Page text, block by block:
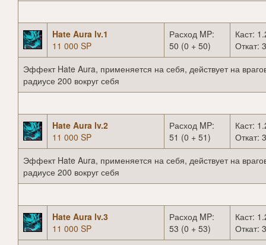
Hate Aura lv.1
11 000 SP
Расход MP:
50 (0 + 50)
Каст:
Откат:
Эффект Hate Aura, применяется на себя, действует на
радиусе 200 вокруг себя
Hate Aura lv.2
11 000 SP
Расход MP:
51 (0 + 51)
Каст:
Откат:
Эффект Hate Aura, применяется на себя, действует на
радиусе 200 вокруг себя
Hate Aura lv.3
11 000 SP
Расход MP:
53 (0 + 53)
Каст:
Откат: